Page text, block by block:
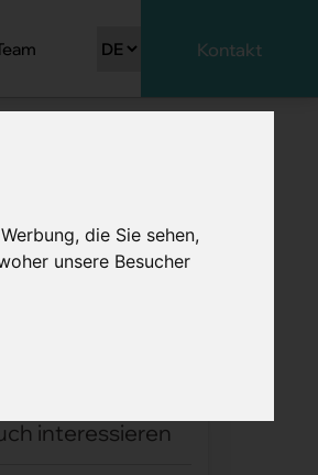
die Sie sehen,
unsere Besucher
Kontakt
interessieren